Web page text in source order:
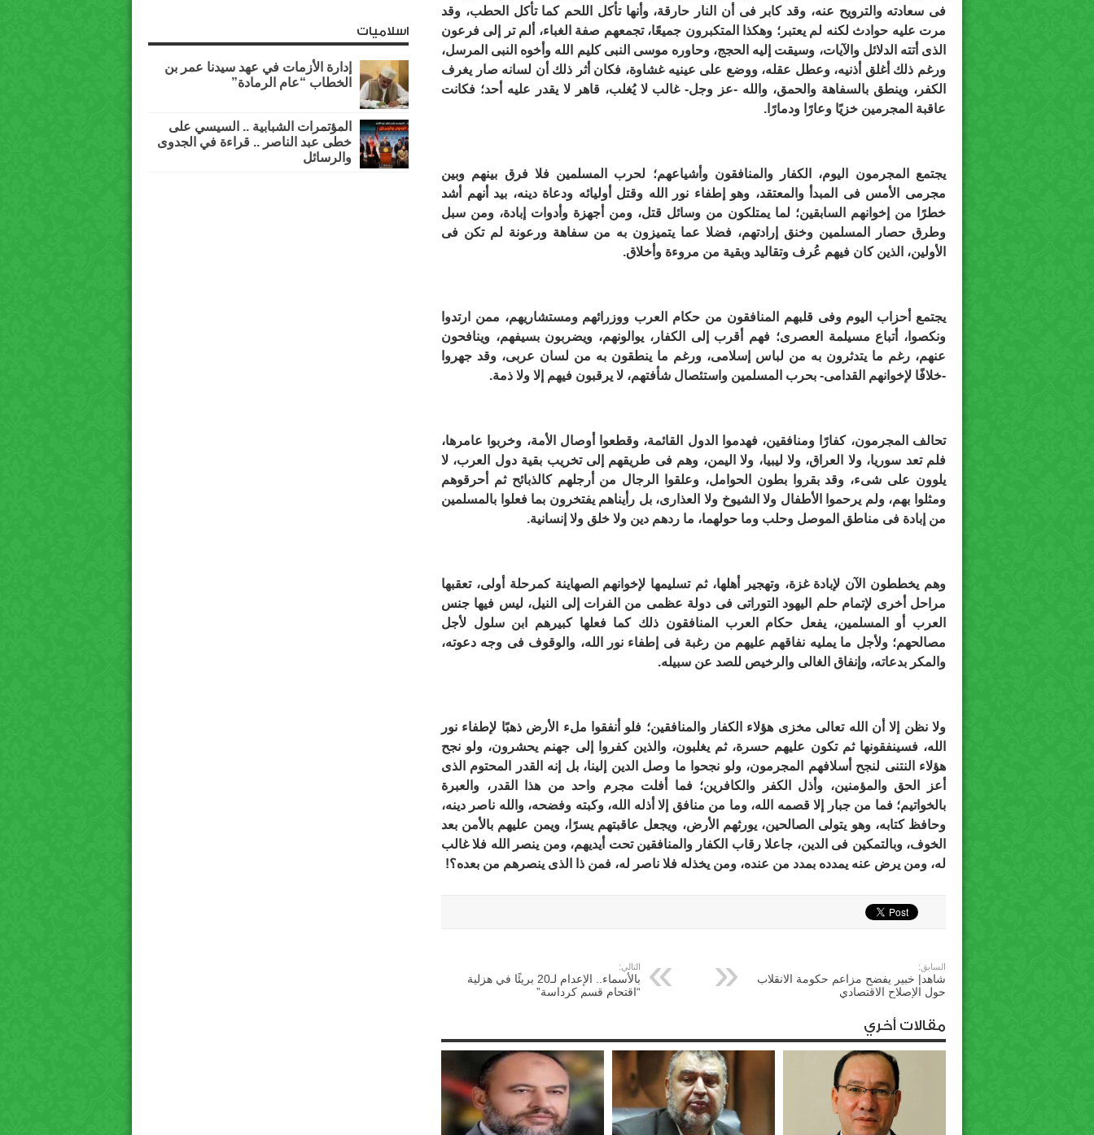
فى سعادته والترويح عنه، وقد كابر فى أن النار حارقة، وأنها تأكل اللحم كما تأكل الحطب، وقد
مرت عليه حوادث لكنه لم يعتبر؛ وهكذا المتكبرون جميعًا، تجمعهم صفة الغباء، ألم تر إلى فرعون
الذى أتته الدلائل والآيات، وسيقت إليه الحجج، وحاوره موسى النبى كليم الله وأخوه النبى المرسل،
ورغم ذلك أغلق أذنيه، وعطل عقله، ووضع على عينيه غشاوة، فكان أثر ذلك أن لسانه صار يغرف
الكفر، وينطق بالسفاهة والحمق، والله -عز وجل- غالب لا يُغلب، قاهر لا يقدر عليه أحد؛ فكانت
عاقبة المجرمين خزيًا وعارًا ودمارًا.
يجتمع المجرمون اليوم، الكفار والمنافقون وأشياعهم؛ لحرب المسلمين فلا فرق بينهم وبين
مجرمى الأمس فى المبدأ والمعتقد، وهو إطفاء نور الله وقتل أوليائه ودعاة دينه، بيد أنهم أشد
خطرًا من إخوانهم السابقين؛ لما يمتلكون من وسائل قتل، ومن أجهزة وأدوات إبادة، ومن سبل
وطرق حصار المسلمين وخنق إرادتهم، فضلا عما يتميزون به من سفاهة ورعونة لم تكن فى
الأولين، الذين كان فيهم عُرف وتقاليد وبقية من مروءة وأخلاق.
يجتمع أحزاب اليوم وفى قلبهم المنافقون من حكام العرب ووزرائهم ومستشاريهم، ممن ارتدوا
ونكصوا، أتباع مسيلمة العصرى؛ فهم أقرب إلى الكفار، يوالونهم، ويضربون بسيفهم، وينافحون
عنهم، رغم ما يتدثرون به من لباس إسلامى، ورغم ما ينطقون به من لسان عربى، وقد جهروا
-خلافًا لإخوانهم القدامى- بحرب المسلمين واستئصال شأفتهم، لا يرقبون فيهم إلا ولا ذمة.
تحالف المجرمون، كفارًا ومنافقين، فهدموا الدول القائمة، وقطعوا أوصال الأمة، وخربوا عامرها،
فلم تعد سوريا، ولا العراق، ولا ليبيا، ولا اليمن، وهم فى طريقهم إلى تخريب بقية دول العرب، لا
يلوون على شىء، وقد بقروا بطون الحوامل، وعلقوا الرجال من أرجلهم كالذبائح ثم أحرقوهم
ومثلوا بهم، ولم يرحموا الأطفال ولا الشيوخ ولا العذارى، بل رأيناهم يفتخرون بما فعلوا بالمسلمين
من إبادة فى مناطق الموصل وحلب وما حولهما، ما ردهم دين ولا خلق ولا إنسانية.
وهم يخططون الآن لإبادة غزة، وتهجير أهلها، ثم تسليمها لإخوانهم الصهاينة كمرحلة أولى، تعقبها
مراحل أخرى لإتمام حلم اليهود التوراتى فى دولة عظمى من الفرات إلى النيل، ليس فيها جنس
العرب أو المسلمين، يفعل حكام العرب المنافقون ذلك كما فعلها كبيرهم ابن سلول لأجل
مصالحهم؛ ولأجل ما يمليه نفاقهم عليهم من رغبة فى إطفاء نور الله، والوقوف فى وجه دعوته،
والمكر بدعاته، وإنفاق الغالى والرخيص للصد عن سبيله.
ولا نظن إلا أن الله تعالى مخزى هؤلاء الكفار والمنافقين؛ فلو أنفقوا ملء الأرض ذهبًا لإطفاء نور
الله، فسينفقونها ثم تكون عليهم حسرة، ثم يغلبون، والذين كفروا إلى جهنم يحشرون، ولو نجح
هؤلاء النتنى لنجح أسلافهم المجرمون، ولو نجحوا ما وصل الدين إلينا، بل إنه القدر المحتوم الذى
أعز الحق والمؤمنين، وأذل الكفر والكافرين؛ فما أفلت مجرم واحد من هذا القدر، والعبرة
بالخواتيم؛ فما من جبار إلا قصمه الله، وما من منافق إلا أذله الله، وكبته وفضحه، والله ناصر دينه،
وحافظ كتابه، وهو يتولى الصالحين، يورثهم الأرض، ويجعل عاقبتهم يسرًا، ويمن عليهم بالأمن بعد
الخوف، وبالتمكين فى الدين، جاعلا رقاب الكفار والمنافقين تحت أيديهم، ومن ينصر الله فلا غالب
له، ومن يرض عنه يمدده بمدد من عنده، ومن يخذله فلا ناصر له، فمن ذا الذى ينصرهم من بعده؟!
السابق:
شاهد| خبير يفضح مزاعم حكومة الانقلاب
حول الإصلاح الاقتصادي
التالي:
بالأسماء.. الإعدام لـ20 بريئًا في هزلية
“اقتحام قسم كرداسة”
مقالات أخري
اسلاميات
إدارة الأزمات في عهد سيدنا عمر بن
الخطاب “عام الرمادة”
المؤتمرات الشبابية .. السيسي على
خطى عبد الناصر .. قراءة في الجدوى
والرسائل